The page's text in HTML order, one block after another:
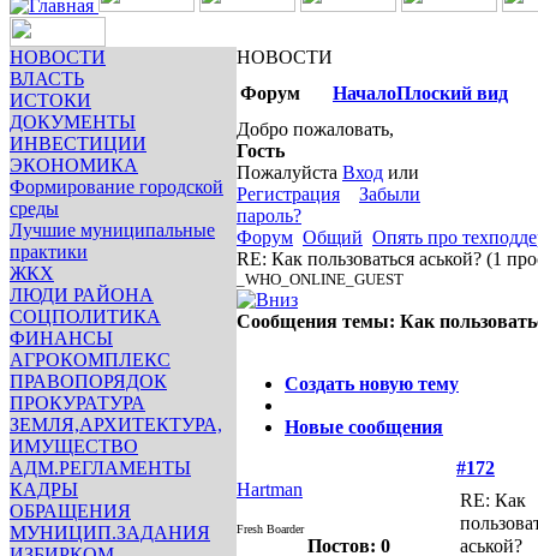
НОВОСТИ
ВЛАСТЬ
ИСТОКИ
ДОКУМЕНТЫ
ИНВЕСТИЦИИ
ЭКОНОМИКА
Формирование городской
среды
Лучшие муниципальные
практики
ЖКХ
ЛЮДИ РАЙОНА
СОЦПОЛИТИКА
ФИНАНСЫ
АГРОКОМПЛЕКС
ПРАВОПОРЯДОК
ПРОКУРАТУРА
ЗЕМЛЯ,АРХИТЕКТУРА,
ИМУЩЕСТВО
АДМ.РЕГЛАМЕНТЫ
КАДРЫ
ОБРАЩЕНИЯ
МУНИЦИП.ЗАДАНИЯ
НОВОСТИ
Форум
НачалоПлоский вид
Добро пожаловать,
Гость
Пожалуйста Вход или
Регистрация
Забыли
пароль?
Форум Общий Опять про
RE: Как пользоваться аськой? (1
_WHO_ONLINE_GUEST
Сообщения темы: Как
Создать новую тему
Новые сообщения
#172
Hartman
Fresh Boarder
Постов: 0
RE: Как
аськой?